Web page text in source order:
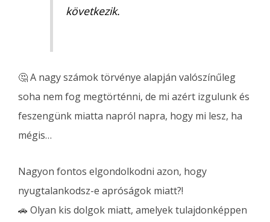
következik.
🤔 A nagy számok törvénye alapján valószínűleg
soha nem fog megtörténni, de mi azért izgulunk és
feszengünk miatta napról napra, hogy mi lesz, ha
mégis…
Nagyon fontos elgondolkodni azon, hogy
nyugtalankodsz-e apróságok miatt?!
🚗 Olyan kis dolgok miatt, amelyek tulajdonképpen